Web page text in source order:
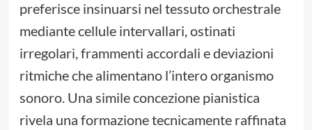
preferisce insinuarsi nel tessuto orchestrale
mediante cellule intervallari, ostinati
irregolari, frammenti accordali e deviazioni
ritmiche che alimentano l’intero organismo
sonoro. Una simile concezione pianistica
rivela una formazione tecnicamente raffinata